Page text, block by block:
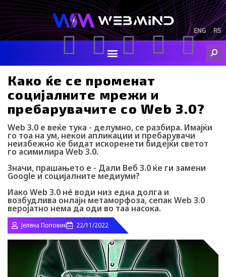
Skip
to
content
RS
ENG
F
a
c
e
b
o
o
k
I
n
s
t
a
g
r
a
m
Y
o
u
t
u
b
e
I
c
-
t
i
k
-
t
L
i
k
e
d
i
Како ќе се променат
социјалните мрежи и
пребарувачите со Web 3.0?
Web 3.0 е веќе тука - делумно, се разбира. Имајќи
го тоа на ум, некои апликации и пребарувачи
неизбежно ќе бидат искоренети бидејќи светот
го асимилира Web 3.0.
Значи, прашањето е - Дали Веб 3.0 ќе ги замени
Google и социјалните медиуми?
Иако Web 3.0 нé води низ една долга и
возбудлива онлајн метаморфоза, сепак Web 3.0
веројатно нема да оди во таа насока.
Јелена Поповиќ 22/11/2022